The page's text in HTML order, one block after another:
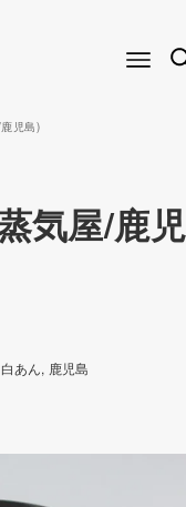
児島)
気屋/鹿児
白あん 鹿児島